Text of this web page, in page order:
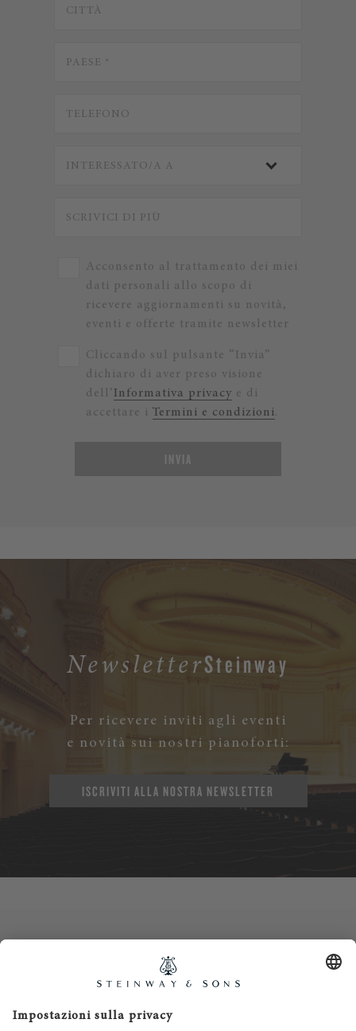
Acconsento al trattamento dei miei
dati personali allo scopo di
ricevere aggiornamenti su novità,
eventi e offerte tramite newsletter
Cliccando sul pulsante “Invia”
dichiaro di aver preso visione
dell’Informativa privacy e di
accettare i Termini e condizioni.
INVIA
NewsletterSteinway
Per ricevere inviti agli eventi
e novità sui nostri pianoforti:
ISCRIVITI ALLA NOSTRA NEWSLETTER
Informativa privacy